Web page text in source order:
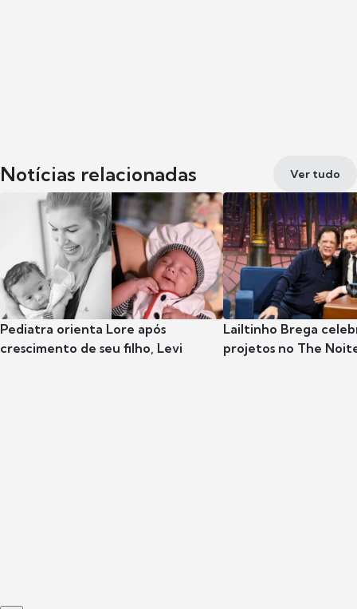
Notícias relacionadas Ver tudo
Pediatra orienta Lore após
crescimento de seu filho, Levi
Lailtinho Brega
projetos no The